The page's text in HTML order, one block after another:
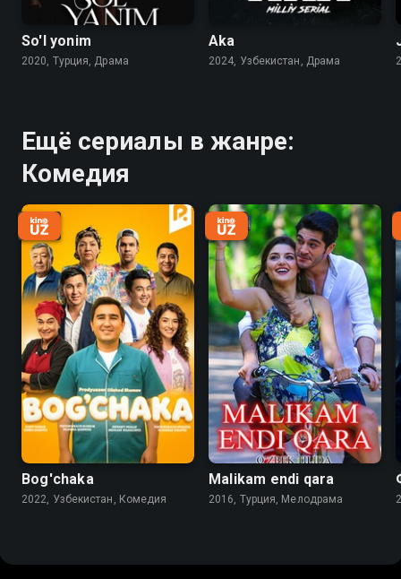
So'l yonim
2020, Турция, Драма
Aka
2024, Узбекистан, Драма
Ещё сериалы в жанре:
Комедия
Bog'chaka
2022, Узбекистан, Комедия
Malikam endi qara
2016, Турция, Мелодрама